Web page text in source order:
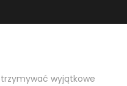
wyjątkowe